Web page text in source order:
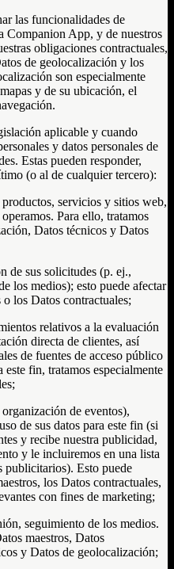
las funcionalidades de
Companion App, y de nuestros
obligaciones contractuales,
de geolocalización y los
son especialmente
y de su ubicación, el
aplicable y cuando
y datos personales de
Estas pueden responder,
(o al de cualquier tercero):
servicios y sitios web,
Para ello, tratamos
Datos técnicos y Datos
de sus solicitudes (p. ej.,
los medios); esto puede afectar
los Datos contractuales;
relativos a la evaluación
directa de clientes, así
de fuentes de acceso público
fin, tratamos especialmente
de eventos),
de sus datos para este fin (si
y recibe nuestra publicidad,
y le incluiremos en una lista
publicitarios). Esto puede
los Datos contractuales,
con fines de marketing;
seguimiento de los medios.
maestros, Datos
y Datos de geolocalización;